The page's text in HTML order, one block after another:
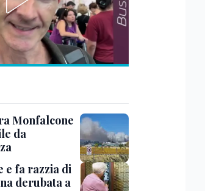
Monfalcone
da
e fa razzia di
derubata a